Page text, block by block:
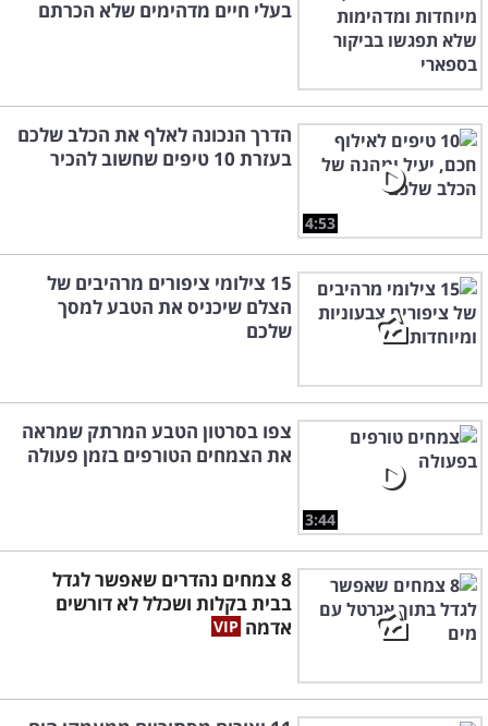
בעלי חיים מדהימים שלא הכרתם
4:53
הדרך הנכונה לאלף את הכלב שלכם
בעזרת 10 טיפים שחשוב להכיר
15 צילומי ציפורים מרהיבים של
הצלם שיכניס את הטבע למסך
שלכם
3:44
צפו בסרטון הטבע המרתק שמראה
את הצמחים הטורפים בזמן פעולה
8 צמחים נהדרים שאפשר לגדל
בבית בקלות ושכלל לא דורשים
אדמה